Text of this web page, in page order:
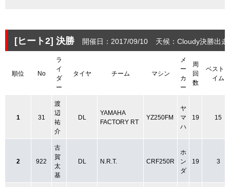
[ヒート2] 決勝 開催日：2017/09/10 天候：Cloudy決勝出
順位 No
ラ
イ
ダ
ー
タイヤ チーム マシン
メ
ー
カ
ー
周
回
数
ベストタ
イム
1 31
渡
辺
祐
介
DL
YAMAHA
FACTORY RT
YZ250FM
ヤ
マ
ハ
19 15
2 922
古
賀
太
基
DL N.R.T. CRF250R
ホ
ン
ダ
19 3